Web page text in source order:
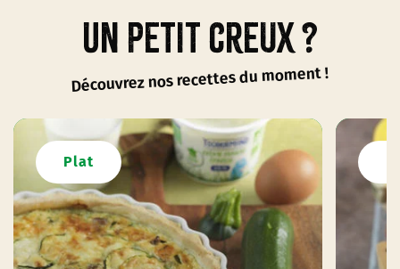
Un petit creux ?
Découvrez nos recettes du moment !
Plat